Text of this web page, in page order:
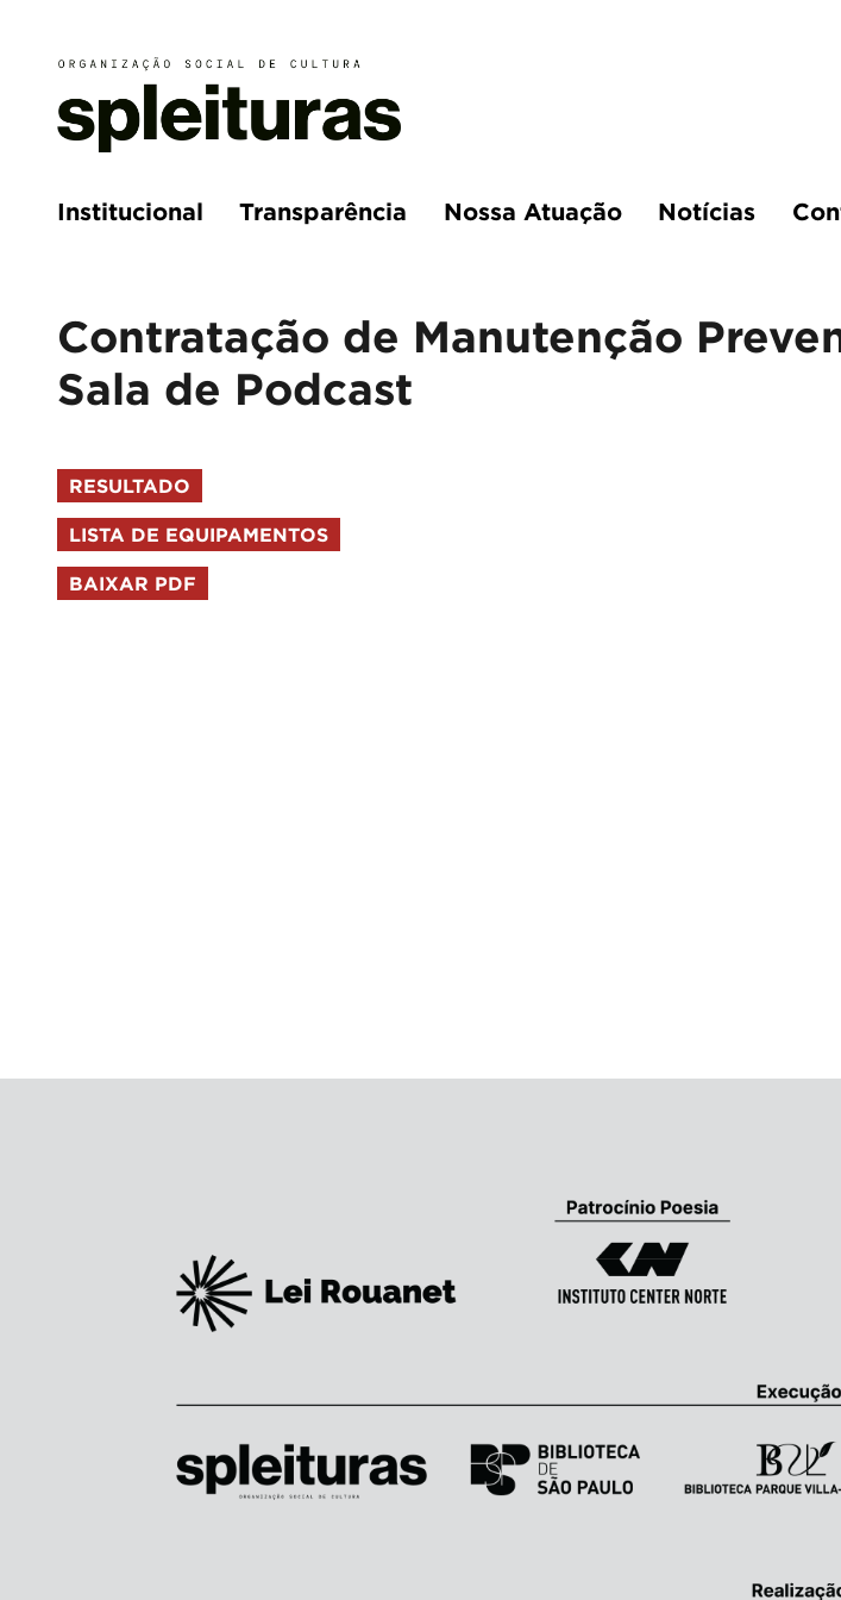
Institucional Transparência Nossa Atuação Notícias
Contratação de Manutenção
Sala de Podcast
RESULTADO
LISTA DE EQUIPAMENTOS
BAIXAR PDF